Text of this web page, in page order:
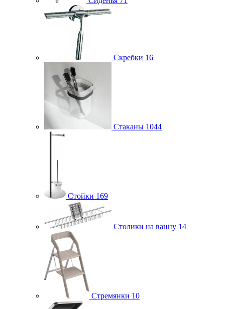
Скребки 16
Стаканы 1044
Стойки 169
Столики на ванну 14
Стремянки 10